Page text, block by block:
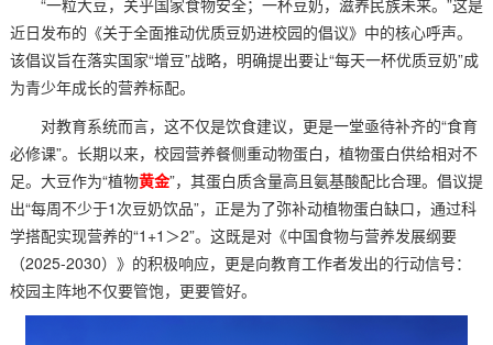
“一粒大豆，关乎国家食物安全；一杯豆奶，滋养民族未来。”这是
近日发布的《关于全面推动优质豆奶进校园的倡议》中的核心呼声。
该倡议旨在落实国家“增豆”战略，明确提出要让“每天一杯优质豆奶”成
为青少年成长的营养标配。
对教育系统而言，这不仅是饮食建议，更是一堂亟待补齐的“食育
必修课”。长期以来，校园营养餐侧重动物蛋白，植物蛋白供给相对不
足。大豆作为“植物黄金”，其蛋白质含量高且氨基酸配比合理。倡议提
出“每周不少于1次豆奶饮品”，正是为了弥补动植物蛋白缺口，通过科
学搭配实现营养的“1+1＞2”。这既是对《中国食物与营养发展纲要
（2025-2030）》的积极响应，更是向教育工作者发出的行动信号：
校园主阵地不仅要管饱，更要管好。